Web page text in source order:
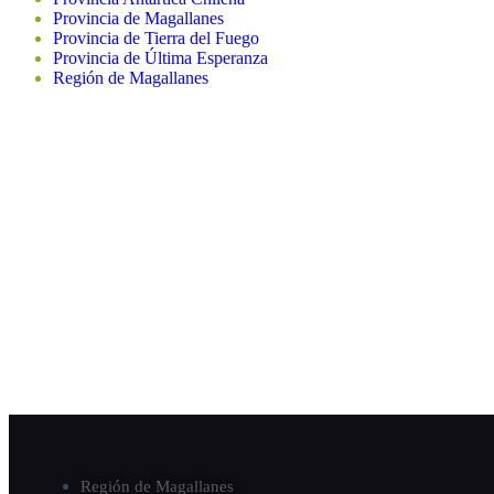
Provincia de Magallanes
Provincia de Tierra del Fuego
Provincia de Última Esperanza
Región de Magallanes
Región de Magallanes